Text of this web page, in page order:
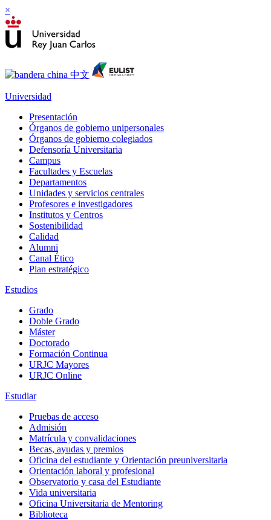
×
Universidad
Presentación
Órganos de gobierno unipersonales
Órganos de gobierno colegiados
Defensoría Universitaria
Campus
Facultades y Escuelas
Departamentos
Unidades y servicios centrales
Profesores e investigadores
Institutos y Centros
Sostenibilidad
Calidad
Alumni
Canal Ético
Plan estratégico
Estudios
Grado
Doble Grado
Máster
Doctorado
Formación Continua
URJC Mayores
URJC Online
Estudiar
Pruebas de acceso
Admisión
Matrícula y convalidaciones
Becas, ayudas y premios
Oficina del estudiante y Orientación preuniversitaria
Orientación laboral y profesional
Observatorio y casa del Estudiante
Vida universitaria
Oficina Universitaria de Mentoring
Biblioteca